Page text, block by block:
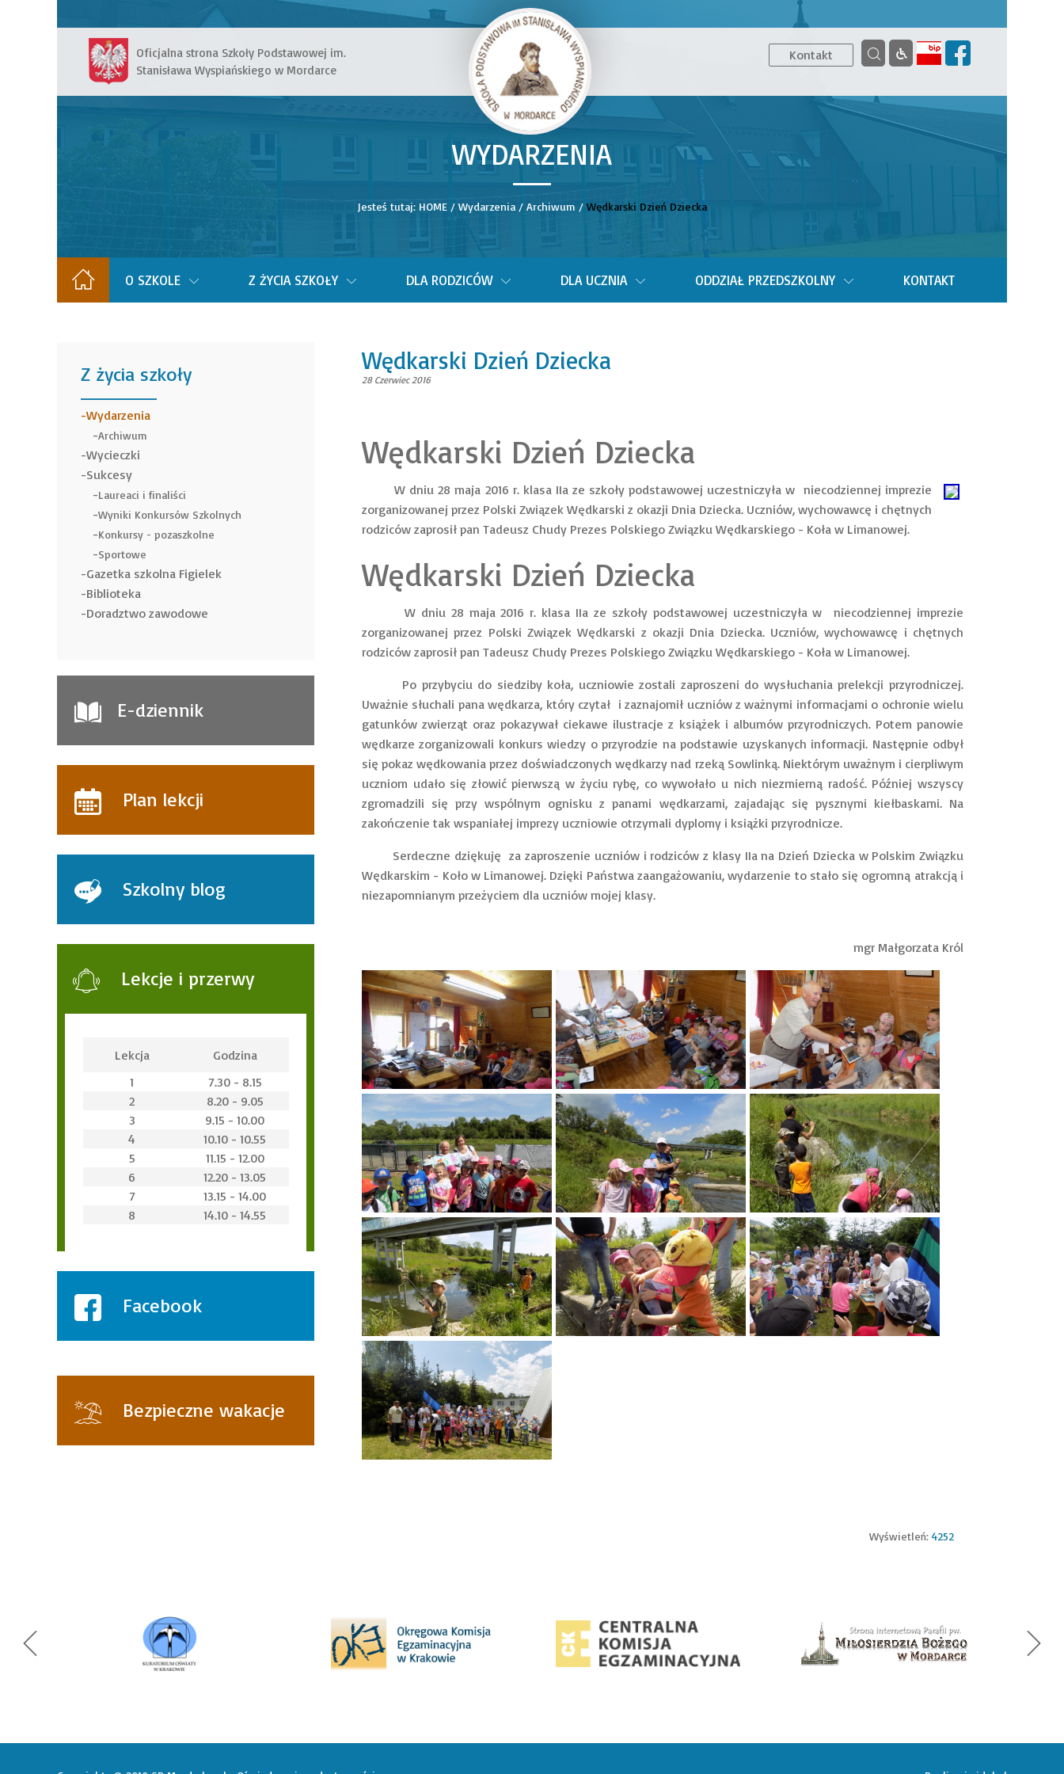
WYDARZENIA
__
Jesteś tutaj: HOME/ Wydarzenia/ Archiwum / Wędkarski Dzień Dziecka
Oficjalna strona Szkoły Podstawowej im.
Stanisława Wyspiańskiego w Mordarce
Kontakt
O SZKOLE Z ŻYCIA SZKOŁY DLA RODZICÓW DLA UCZNIA ODDZIAŁ PRZEDSZKOLNY KONTAKT
Z życia szkoły
______
Wydarzenia
Archiwum
Wycieczki
Sukcesy
Laureaci i finaliści
Wyniki Konkursów Szkolnych
Konkursy - pozaszkolne
Sportowe
Gazetka szkolna Figielek
Biblioteka
Doradztwo zawodowe
E-dziennik
Plan lekcji
Szkolny blog
Lekcje i przerwy
Lekcja
Godzina
1
7.30 - 8.15
2
8.20 - 9.05
3
9.15 - 10.00
4
10.10 - 10.55
5
11.15 - 12.00
6
12.20 - 13.05
7
13.15 - 14.00
8
14.10 - 14.55
Facebook
Bezpieczne wakacje
Wędkarski Dzień Dziecka
28 Czerwiec 2016
Wędkarski Dzień Dziecka
W dniu 28 maja 2016 r. klasa IIa ze szkoły podstawowej uczestniczyła w niecodziennej imprezie
zorganizowanej przez Polski Związek Wędkarski z okazji Dnia Dziecka. Uczniów, wychowawcę i chętnych
rodziców zaprosił pan Tadeusz Chudy Prezes Polskiego Związku Wędkarskiego - Koła w Limanowej.
Wędkarski Dzień Dziecka
W dniu 28 maja 2016 r. klasa IIa ze szkoły podstawowej uczestniczyła w niecodziennej imprezie
zorganizowanej przez Polski Związek Wędkarski z okazji Dnia Dziecka. Uczniów, wychowawcę i chętnych
rodziców zaprosił pan Tadeusz Chudy Prezes Polskiego Związku Wędkarskiego - Koła w Limanowej.
Po przybyciu do siedziby koła, uczniowie zostali zaproszeni do wysłuchania prelekcji przyrodniczej.
Uważnie słuchali pana wędkarza, który czytał i zaznajomił uczniów z ważnymi informacjami o ochronie wielu
gatunków zwierząt oraz pokazywał ciekawe ilustracje z książek i albumów przyrodniczych. Potem panowie
wędkarze zorganizowali konkurs wiedzy o przyrodzie na podstawie uzyskanych informacji. Następnie odbył
się pokaz wędkowania przez doświadczonych wędkarzy nad rzeką Sowlinką. Niektórym uważnym i cierpliwym
uczniom udało się złowić pierwszą w życiu rybę, co wywołało u nich niezmierną radość. Później wszyscy
zgromadzili się przy wspólnym ognisku z panami wędkarzami, zajadając się pysznymi kiełbaskami. Na
zakończenie tak wspaniałej imprezy uczniowie otrzymali dyplomy i książki przyrodnicze.
Serdeczne dziękuję za zaproszenie uczniów i rodziców z klasy IIa na Dzień Dziecka w Polskim Związku
Wędkarskim - Koło w Limanowej. Dzięki Państwa zaangażowaniu, wydarzenie to stało się ogromną atrakcją i
niezapomnianym przeżyciem dla uczniów mojej klasy.
mgr Małgorzata Król
Wyświetleń:4252